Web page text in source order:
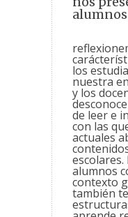
los
nuestra
y los
de leer e
con las
actuales
alumnos
contexto
también